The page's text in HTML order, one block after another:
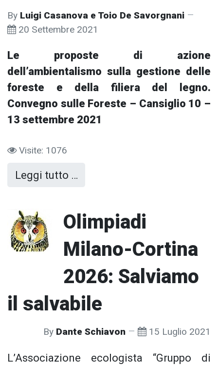
By Luigi Casanova e Toio De Savorgnani
20 Settembre 2021
Le proposte di azione
dell’ambientalismo sulla gestione delle
foreste e della filiera del legno.
Convegno sulle Foreste – Cansiglio 10 –
13 settembre 2021
Visite: 1076
Leggi tutto …
Olimpiadi
Milano-Cortina
2026: Salviamo
il salvabile
By Dante Schiavon 15 Luglio 2021
L’Associazione ecologista “Gruppo di